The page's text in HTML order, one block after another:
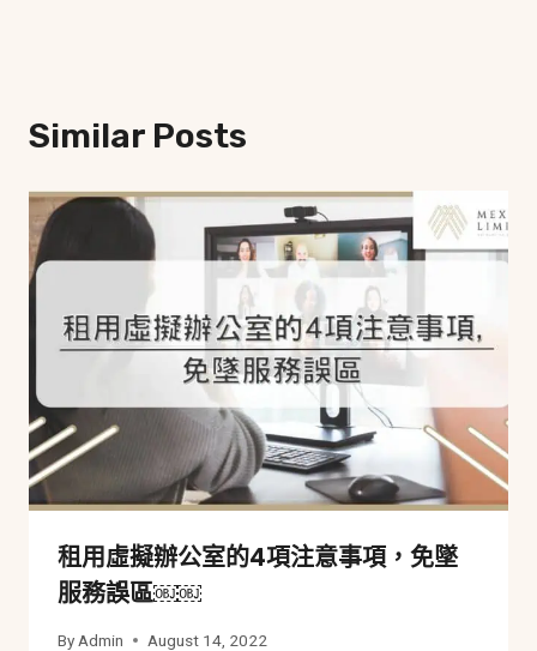
Similar Posts
租用虛擬辦公室的4項注意事項，免墜
服務誤區￼￼
By Admin August 14, 2022